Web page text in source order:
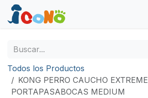
Ir al contenido
Todos los Productos
KONG PERRO CAUCHO EXTREME
PORTAPASABOCAS MEDIUM